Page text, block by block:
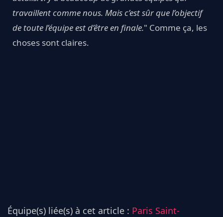
travaillent comme nous. Mais c’est sûr que l’objectif
de toute l’équipe est d’être en finale." Comme ça, les
choses sont claires.
Équipe(s) liée(s) à cet article : Paris Saint-